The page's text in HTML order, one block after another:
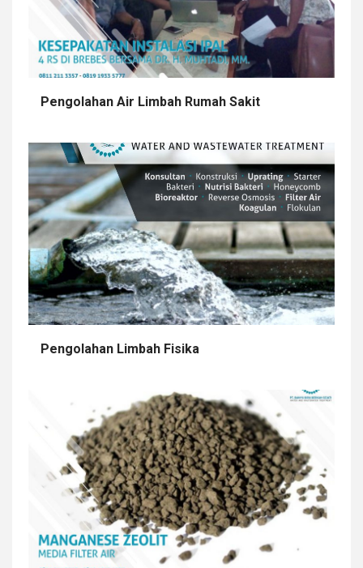
Pengolahan Air Limbah Rumah Sakit
Pengolahan Limbah Fisika